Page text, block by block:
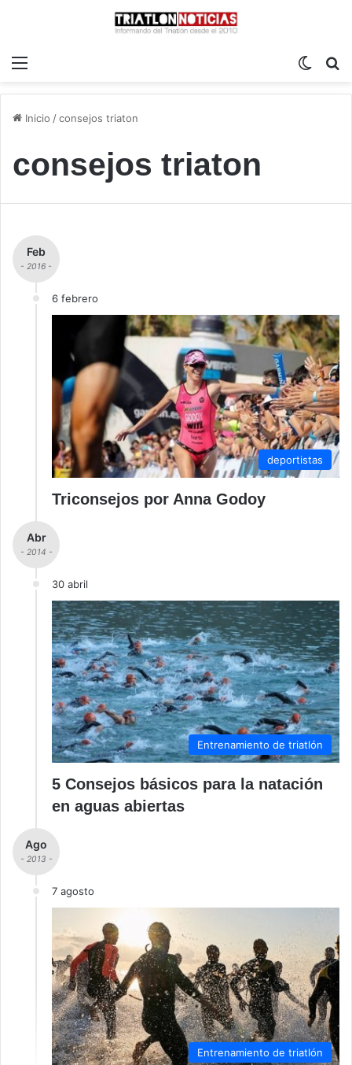
Inicio /consejos triaton
consejos triaton
Feb
- 2016 -
6 febrero
deportistas
Triconsejos por Anna Godoy
Abr
- 2014 -
30 abril
Entrenamiento de triatlón
5 Consejos básicos para la natación
en aguas abiertas
Ago
- 2013 -
7 agosto
Entrenamiento de triatlón